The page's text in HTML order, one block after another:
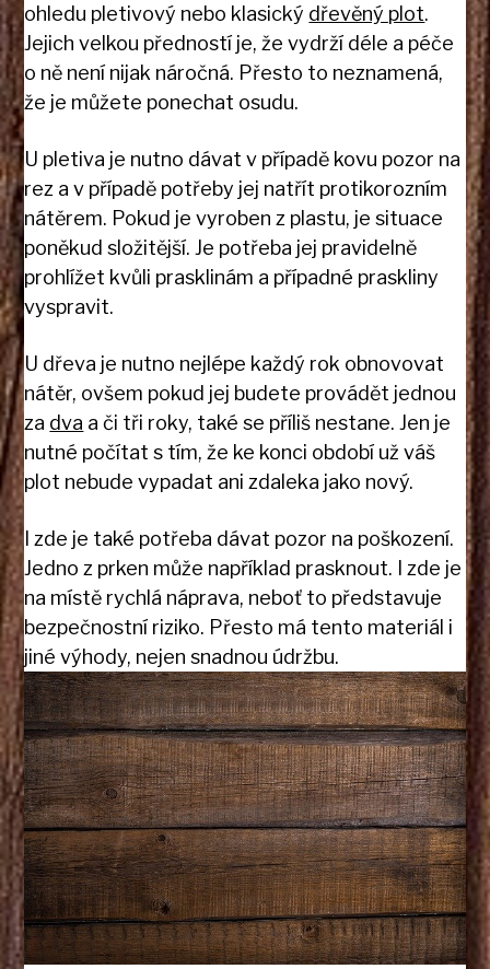
ohledu pletivový nebo klasický dřevěný plot.
Jejich velkou předností je, že vydrží déle a péče
o ně není nijak náročná. Přesto to neznamená,
že je můžete ponechat osudu.
U pletiva je nutno dávat v případě kovu pozor na
rez a v případě potřeby jej natřít protikorozním
nátěrem. Pokud je vyroben z plastu, je situace
poněkud složitější. Je potřeba jej pravidelně
prohlížet kvůli prasklinám a případné praskliny
vyspravit.
U dřeva je nutno nejlépe každý rok obnovovat
nátěr, ovšem pokud jej budete provádět jednou
za dva a či tři roky, také se příliš nestane. Jen je
nutné počítat s tím, že ke konci období už váš
plot nebude vypadat ani zdaleka jako nový.
I zde je také potřeba dávat pozor na poškození.
Jedno z prken může například prasknout. I zde je
na místě rychlá náprava, neboť to představuje
bezpečnostní riziko. Přesto má tento materiál i
jiné výhody, nejen snadnou údržbu.